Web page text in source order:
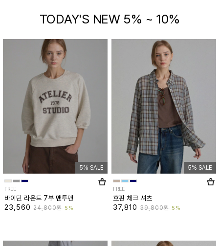
TODAY'S NEW 5% ~ 10%
5% SALE
FREE
바이딘 라운드 7부 맨투맨
23,56024,800원 5%
5% SALE
FREE
호핀 체크 셔츠
37,81039,800원 5%